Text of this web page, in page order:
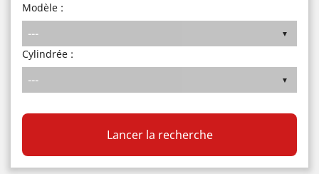
Modèle :
Cylindrée :
Lancer la recherche